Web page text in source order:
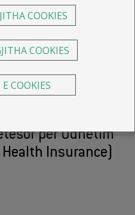
ndërmjet
Group dhe
për Udhëtim
Health Insurance)
COOKIES
COOKIES
COOKIES